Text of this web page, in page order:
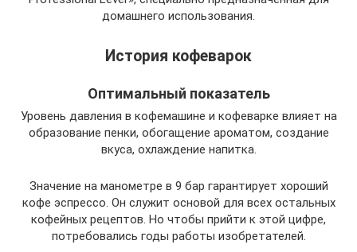
домашнего использования.
История кофеварок
Оптимальный показатель
Уровень давления в кофемашине и кофеварке влияет на
образование пенки, обогащение ароматом, создание
вкуса, охлаждение напитка.
Значение на манометре в 9 бар гарантирует хороший
кофе эспрессо. Он служит основой для всех остальных
кофейных рецептов. Но чтобы прийти к этой цифре,
потребовались годы работы изобретателей.